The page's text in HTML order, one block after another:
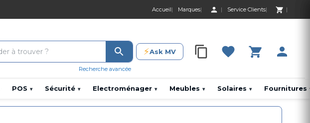
Accueil Marques Service Clients
0 Produit 0,00
Recherche avancée
⚡Ask MV 0 Produit 0,00 DH
POS ▾ Sécurité ▾ Electroménager ▾ Meubles ▾ Solaires ▾ Fournitures